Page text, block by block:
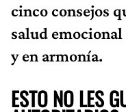
cinco consejos
salud emocional
y en armonía.
ESTO NO LES